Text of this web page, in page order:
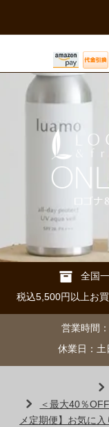
全国
税込5,500円以上お
営業時間
休業日：土
＜最大40％
メ定期便】お気に